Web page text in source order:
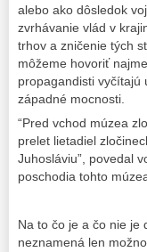
alebo ako dôsledok
zvrhávanie vlád v
trhov a zničenie tých
môžeme hovoriť
propagandisti vyčítajú
západné mocnosti.
“Pred vchod múzea
prelet lietadiel
Juhosláviu”, povedal
poschodia tohto
Na to čo je a čo nie je
neznamená len